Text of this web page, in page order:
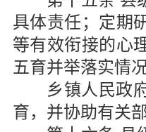
具体责任；定期
等有效衔接的心
五育并举落实情
乡镇人民政
育，并协助有关